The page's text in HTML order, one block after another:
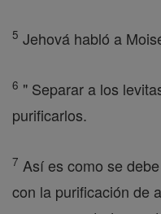
5 Jehová habló a
6 " Separar a los
purificarlos.
7 Así es como se
con la purificación de